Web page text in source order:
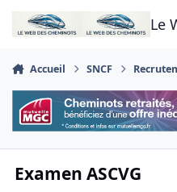
Aller au contenu
Le
Accueil SNCF
Examen ASCVG